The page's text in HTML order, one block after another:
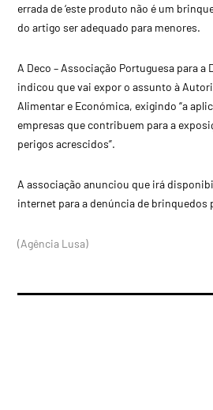
errada de ‘este produto não é um
do artigo ser adequado para menores.
A Deco – Associação Portuguesa para a
indicou que vai expor o assunto à
Alimentar e Económica, exigindo “a
empresas que contribuem para a
perigos acrescidos”.
A associação anunciou que irá
internet para a denúncia de brinquedos
(Agência Lusa)